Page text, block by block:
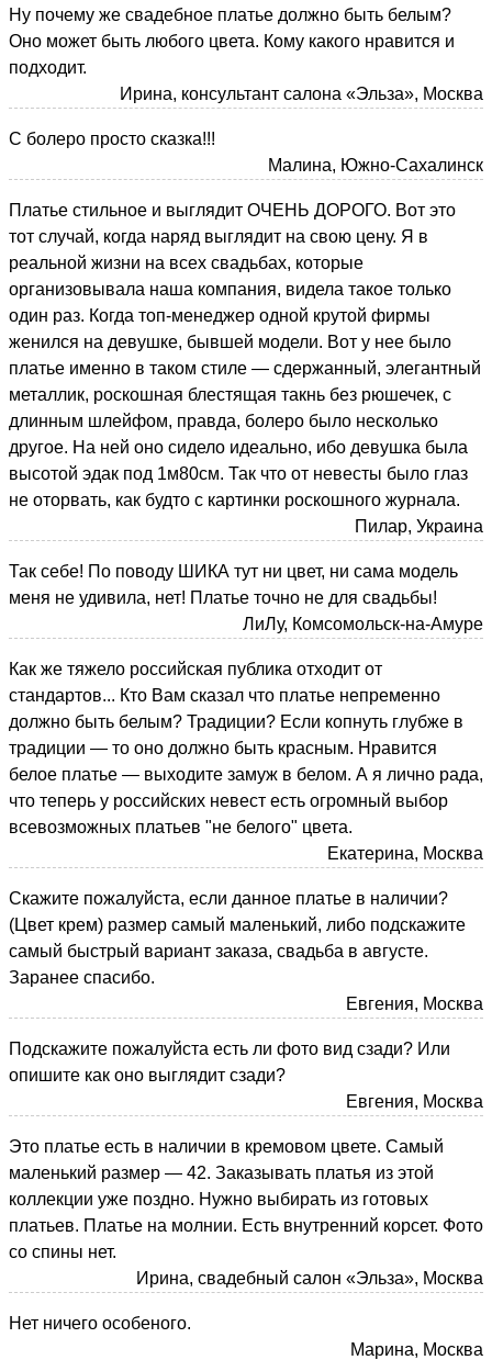
Ну почему же свадебное платье должно быть белым?
Оно может быть любого цвета. Кому какого нравится и
подходит.
Ирина, консультант салона «Эльза», Москва
С болеро просто сказка!!!
Малина, Южно-Сахалинск
Платье стильное и выглядит ОЧЕНЬ ДОРОГО. Вот это
тот случай, когда наряд выглядит на свою цену. Я в
реальной жизни на всех свадьбах, которые
организовывала наша компания, видела такое только
один раз. Когда топ-менеджер одной крутой фирмы
женился на девушке, бывшей модели. Вот у нее было
платье именно в таком стиле — сдержанный, элегантный
металлик, роскошная блестящая такнь без рюшечек, с
длинным шлейфом, правда, болеро было несколько
другое. На ней оно сидело идеально, ибо девушка была
высотой эдак под 1м80см. Так что от невесты было глаз
не оторвать, как будто с картинки роскошного журнала.
Пилар, Украина
Так себе! По поводу ШИКА тут ни цвет, ни сама модель
меня не удивила, нет! Платье точно не для свадьбы!
ЛиЛу, Комсомольск-на-Амуре
Как же тяжело российская публика отходит от
стандартов... Кто Вам сказал что платье непременно
должно быть белым? Традиции? Если копнуть глубже в
традиции — то оно должно быть красным. Нравится
белое платье — выходите замуж в белом. А я лично рада,
что теперь у российских невест есть огромный выбор
всевозможных платьев "не белого" цвета.
Екатерина, Москва
Скажите пожалуйста, если данное платье в наличии?
(Цвет крем) размер самый маленький, либо подскажите
самый быстрый вариант заказа, свадьба в августе.
Заранее спасибо.
Евгения, Москва
Подскажите пожалуйста есть ли фото вид сзади? Или
опишите как оно выглядит сзади?
Евгения, Москва
Это платье есть в наличии в кремовом цвете. Самый
маленький размер — 42. Заказывать платья из этой
коллекции уже поздно. Нужно выбирать из готовых
платьев. Платье на молнии. Есть внутренний корсет. Фото
со спины нет.
Ирина, свадебный салон «Эльза», Москва
Нет ничего особеного.
Марина, Москва